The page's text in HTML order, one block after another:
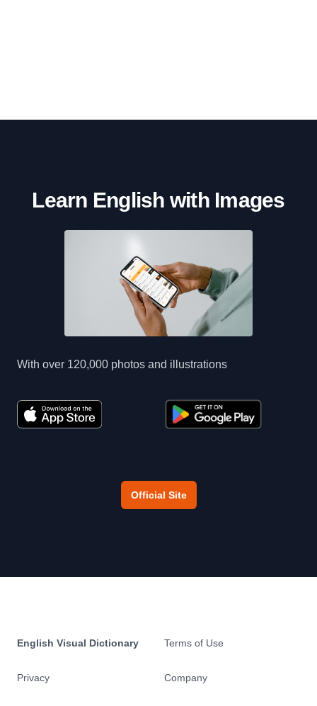
Learn English with Images
With over 120,000 photos and illustrations
Official Site
English Visual Dictionary
Privacy
Terms of Use
Company